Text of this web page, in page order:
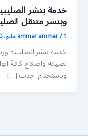
وبنشر متنقل
ammar ammar/1 مايو، 2020
خدمة بنشر الصليبية
لصيانة واصلاح كافة
وباستخدام احدث […]